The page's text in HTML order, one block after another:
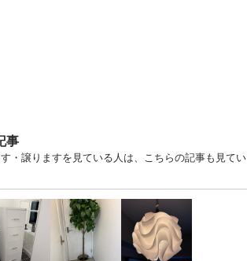
事
・譲りますを見ている人は、こちらの記事も見てい